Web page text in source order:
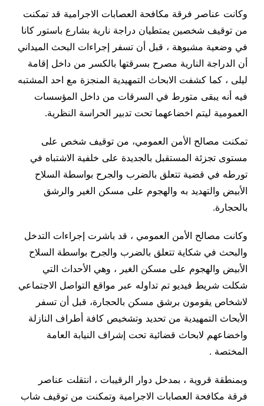
وكانت عناصر فرقة مكافحة العصابات الاجرامية قد تمكنت
من توقيف شخصين يمتطيان دراجة نارية بشارع باستور كانا
في وضعية مشبوهة ، قبل أن تسفر إجراءات البحث الميداني
أن الدراجة النارية مصرح بسرقتها بالكسر من داخل إقامة
ليلى ، كما كشفت الابحاث التمهيدية المنجزة مع احد المشتبه
فيه أنه يبقى متورط في السرقات من داخل المؤسسات
العمومية ليتم اخضاعهما تحت تدبير الحراسة النظرية.
تمكنت مصالح الأمن العمومي، من توقيف شخص على
مستوى تجزئة المستقبل بالجديدة على خلفية الاشتباه في
تورطه في قضية تتعلق بالضرب والجرح بواسطة السلاح
الأبيض والتهديد به والهجوم على مسكن الغير والرشق
بالحجارة.
وكانت مصالح الأمن العمومي ، قد باشرت إجراءات التدخل
والبحث في شكاية تتعلق بالضرب والجرح بواسطة السلاح
الأبيض والهجوم على مسكن الغير ، وهي الأحداث التي
شكلت شريط فيديو تم تداوله عبر مواقع التواصل الاجتماعي
لاشخاص يقومون برشق مسكن بالحجارة، قبل أن تسفر
الأبحاث التمهيدية من تحديد وتشخيص كافة أطراف النازلة
واخضاعهم لابحاث قضائية تحت إشراف النيابة العامة
المختصة .
وبمنطقة قروية ، بمدخل دوار الرقيبات ، انتقلت عناصر
فرقة مكافحة العصابات الاجرامية وتمكنت من توقيف شاب